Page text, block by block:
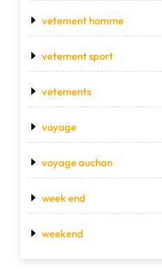
vetement homme
vetement sport
vetements
voyage
voyage auchan
week end
weekend